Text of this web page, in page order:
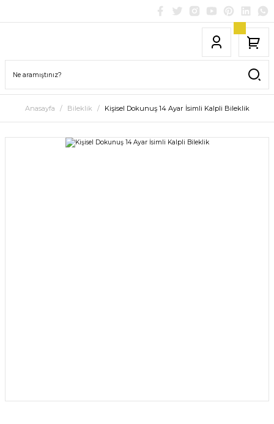
Anasayfa Bileklik Kişisel Dokunuş 14 Ayar İsimli Kalpli Bileklik